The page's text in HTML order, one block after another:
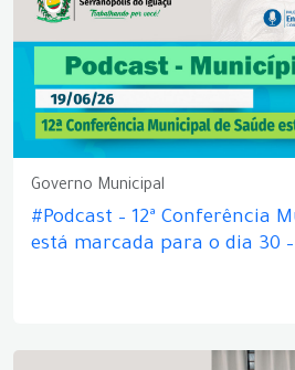
Governo Municipal
#Podcast – 12ª Conferência
está marcada para o dia 30 –